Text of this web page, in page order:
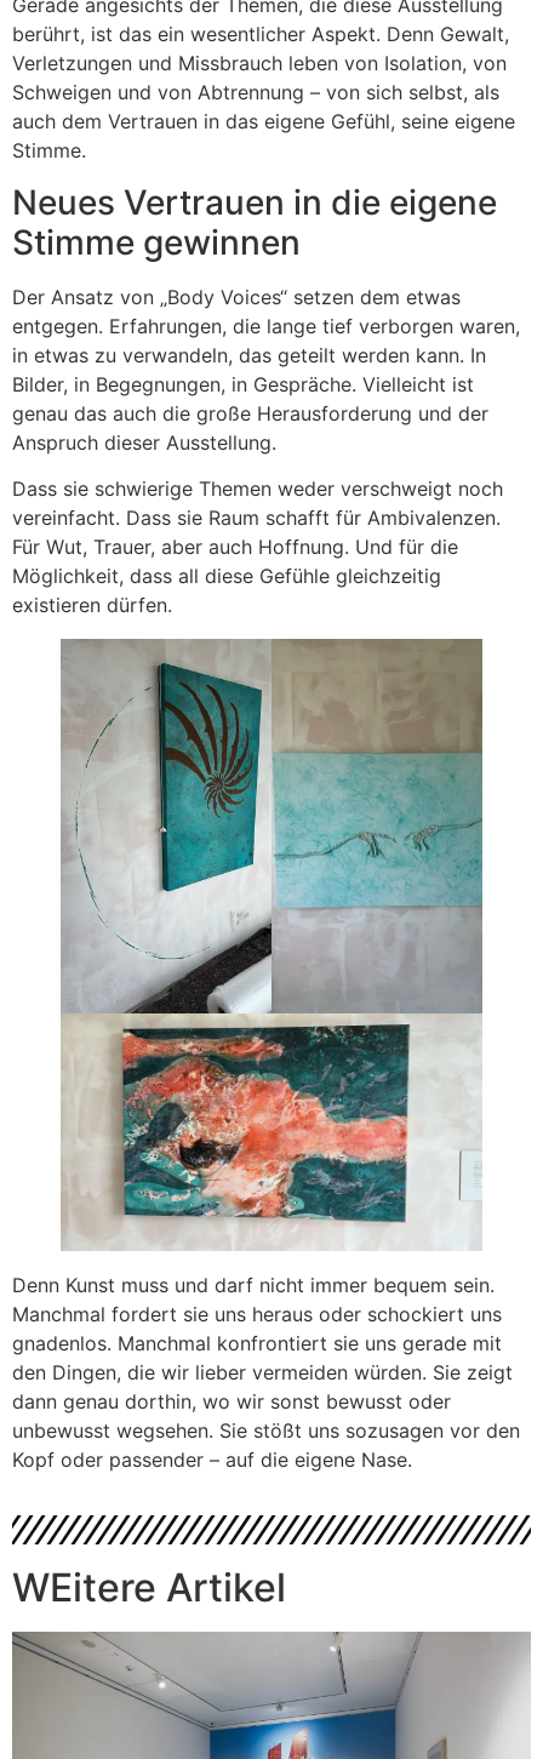
Gerade angesichts der Themen, die diese Ausstellung
berührt, ist das ein wesentlicher Aspekt. Denn Gewalt,
Verletzungen und Missbrauch leben von Isolation, von
Schweigen und von Abtrennung – von sich selbst, als
auch dem Vertrauen in das eigene Gefühl, seine eigene
Stimme.
Neues Vertrauen in die eigene
Stimme gewinnen
Der Ansatz von „Body Voices“ setzen dem etwas
entgegen. Erfahrungen, die lange tief verborgen waren,
in etwas zu verwandeln, das geteilt werden kann. In
Bilder, in Begegnungen, in Gespräche. Vielleicht ist
genau das auch die große Herausforderung und der
Anspruch dieser Ausstellung.
Dass sie schwierige Themen weder verschweigt noch
vereinfacht. Dass sie Raum schafft für Ambivalenzen.
Für Wut, Trauer, aber auch Hoffnung. Und für die
Möglichkeit, dass all diese Gefühle gleichzeitig
existieren dürfen.
Denn Kunst muss und darf nicht immer bequem sein.
Manchmal fordert sie uns heraus oder schockiert uns
gnadenlos. Manchmal konfrontiert sie uns gerade mit
den Dingen, die wir lieber vermeiden würden. Sie zeigt
dann genau dorthin, wo wir sonst bewusst oder
unbewusst wegsehen. Sie stößt uns sozusagen vor den
Kopf oder passender – auf die eigene Nase.
WEitere Artikel